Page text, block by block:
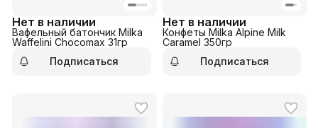
Нет в наличии
Вафельный батончик Milka
Waffelini Chocomax 31гр
Подписаться
Нет в наличии
Конфеты Milka Alpine Milk
Сaramel 350гр
Подписаться